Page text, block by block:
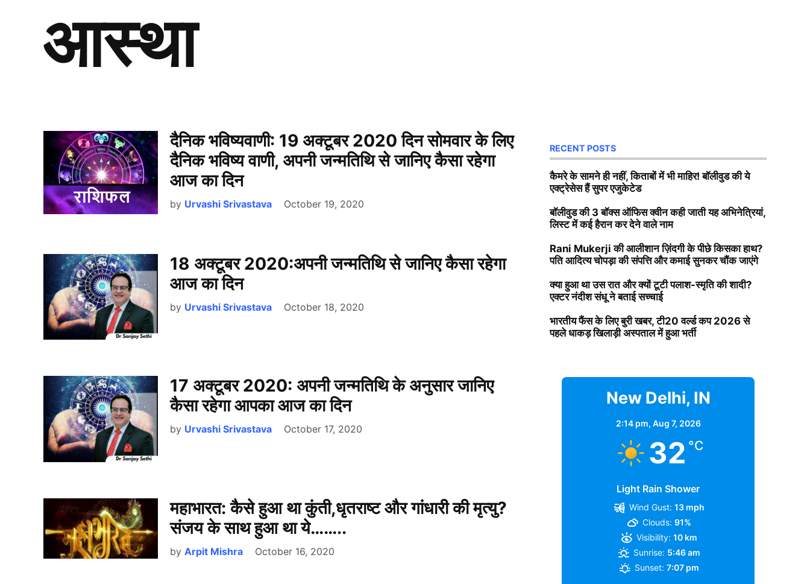
आस्था
दैनिक भविष्यवाणी: 19 अक्टूबर 2020 दिन सोमवार के लिए
दैनिक भविष्य वाणी, अपनी जन्मतिथि से जानिए कैसा रहेगा
आज का दिन
by Urvashi Srivastava October 19, 2020
18 अक्टूबर 2020:अपनी जन्मतिथि से जानिए कैसा रहेगा
आज का दिन
by Urvashi Srivastava October 18, 2020
17 अक्टूबर 2020: अपनी जन्मतिथि के अनुसार जानिए
कैसा रहेगा आपका आज का दिन
by Urvashi Srivastava October 17, 2020
महाभारत: कैसे हुआ था कुंती,धृतराष्ट और गांधारी की मृत्यु?
संजय के साथ हुआ था ये……..
by Arpit Mishra October 16, 2020
RECENT POSTS
कैमरे के सामने ही नहीं, किताबों में भी माहिर! बॉलीवुड की ये
एक्ट्रेसेस हैं सुपर एजुकेटेड
बॉलीवुड की 3 बॉक्स ऑफिस क्वीन कही जाती यह अभिनेत्रियां,
लिस्ट में कई हैरान कर देने वाले नाम
Rani Mukerji की आलीशान ज़िंदगी के पीछे किसका हाथ?
पति आदित्य चोपड़ा की संपत्ति और कमाई सुनकर चौंक जाएंगे
क्या हुआ था उस रात और क्यों टूटी पलाश-स्मृति की शादी?
एक्टर नंदीश संधू ने बताई सच्चाई
भारतीय फैंस के लिए बुरी खबर, टी20 वर्ल्ड कप 2026 से
पहले धाकड़ खिलाड़ी अस्पताल में हुआ भर्ती
New Delhi, IN
2:14 pm, Aug 7, 2026
32 °C
Light Rain Shower
Wind Gust: 13 mph
Clouds: 91%
Visibility: 10 km
Sunrise: 5:46 am
Sunset: 7:07 pm